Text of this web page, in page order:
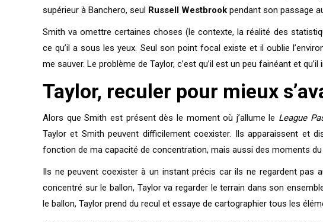
supérieur à Banchero, seul Russell Westbrook pendant son passage
Smith va omettre certaines choses (le contexte, la réalité des
ce qu’il a sous les yeux. Seul son point focal existe et il oublie
me sauver. Le problème de Taylor, c’est qu’il est un peu fainéant et
Taylor, reculer pour mieux
Alors que Smith est présent dès le moment où j’allume le League
Taylor et Smith peuvent difficilement coexister. Ils apparaissent et
fonction de ma capacité de concentration, mais aussi des moments du
Ils ne peuvent coexister à un instant précis car ils ne regardent pas
concentré sur le ballon, Taylor va regarder le terrain dans son
le ballon, Taylor prend du recul et essaye de cartographier tous les